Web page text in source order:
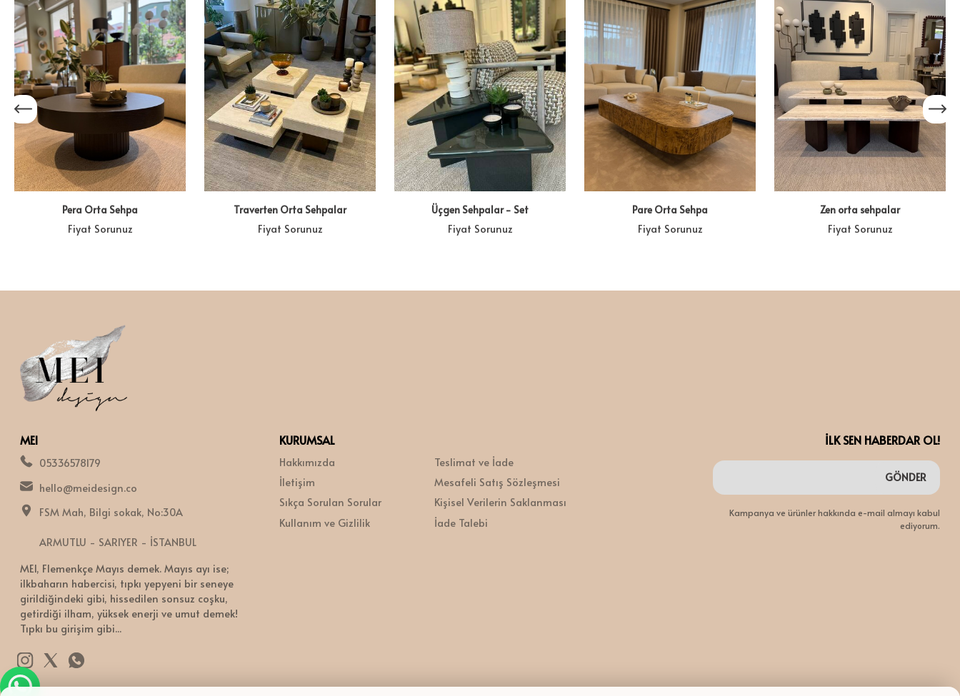
Pera Orta Sehpa
Fiyat Sorunuz
Traverten Orta Sehpalar
Fiyat Sorunuz
Üçgen Sehpalar - Set
Fiyat Sorunuz
Pare Orta Sehpa
Fiyat Sorunuz
Zen orta sehpalar
Fiyat Sorunuz
MEI
05336578179
hello@meidesign.co
FSM Mah, Bilgi sokak, No:30A
ARMUTLU - SARIYER - İSTANBUL
MEI, Flemenkçe Mayıs demek. Mayıs ayı ise;
ilkbaharın habercisi, tıpkı yepyeni bir seneye
girildiğindeki gibi, hissedilen sonsuz coşku,
getirdiği ilham, yüksek enerji ve umut demek!
Tıpkı bu girişim gibi...
KURUMSAL
Hakkımızda
İletişim
Sıkça Sorulan Sorular
Kullanım ve Gizlilik
Teslimat ve İade
Mesafeli Satış Sözleşmesi
Kişisel Verilerin Saklanması
İade Talebi
İLK SEN HABERDAR OL!
GÖNDER
Kampanya ve ürünler hakkında e-mail almayı kabul
ediyorum.